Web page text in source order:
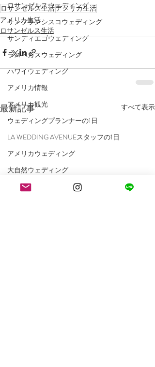
ロサンゼルスウェディング
サンフランシスコウェディング
サンディエゴウェディング
ラスベガスウェディング
ハワイウェディング
アメリカ情報
アメリカ観光
ウェディングプランナーの1日
LA WEDDING AVENUEスタッフの1日
アメリカウェディング
大自然ウェディング
花嫁体験談（お客様の声）
ロサンゼルス生活アメリカ生活
アメリカ生活
ロサンゼルス生活
最新記事 すべて表示